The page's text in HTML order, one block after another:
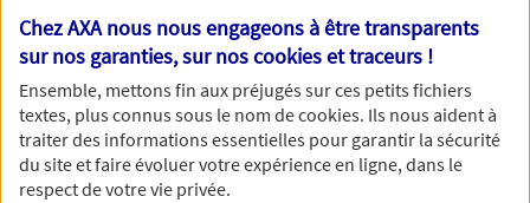
meilleurs délais par mail ou par téléphone.
Votre message :
Chez AXA nous nous engageons à être transparents
sur nos garanties, sur noscookies et traceurs !
Ensemble, mettons fin aux préjugés sur ces petits fichiers
textes, plus connus sous le nom decookies. Ils nous aident à
traiter des informations essentielles pour garantir la sécurité
du site et faire évoluer votre expérience en ligne, dans le
respect de votre vie privée.